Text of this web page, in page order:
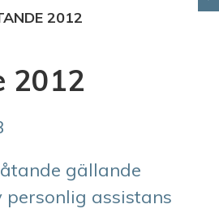
2012
2012
gällande
personlig assistans